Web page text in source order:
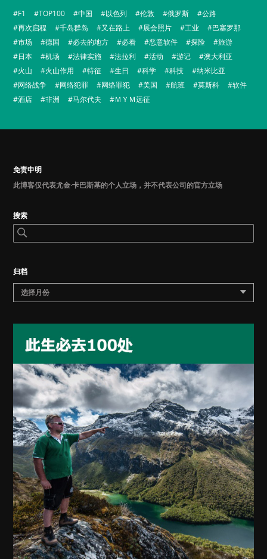
F1
TOP100 中国 以色列 伦敦 俄罗斯
公路
再次启程
千岛群岛 又在路上 展会照片 工业
巴塞罗那
市场
德国 必去的地方 必看 恶意软件 探险
旅游
日本
机场 法律实施 法拉利 活动 游记
澳大利亚
火山
火山作用 特征 生日 科学 科技
纳米比亚
网络战争
网络犯罪 网络罪犯 美国 航班 莫斯科
软件
酒店
非洲 马尔代夫 ＭＹＭ远征
免责申明
此博客仅代表尤金·卡巴斯基的个人立场，并不代表公司的官方立场
搜索
归档
选择月份